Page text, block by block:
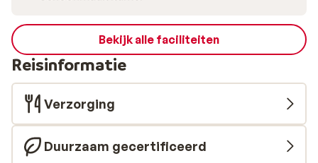
Bekijk alle faciliteiten
Reisinformatie
Verzorging
Duurzaam gecertificeerd